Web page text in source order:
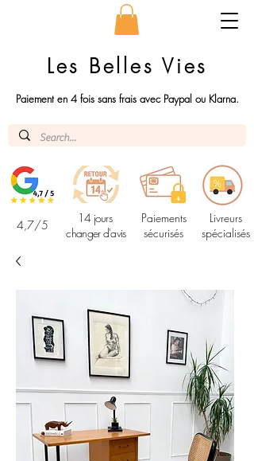
Les Belles Vies
Paiement en 4 fois sans frais avec Paypal ou Klarna.
4,7/5
14 jours
changer d'avis
Paiements
sécurisés
Livreurs
spécialisés